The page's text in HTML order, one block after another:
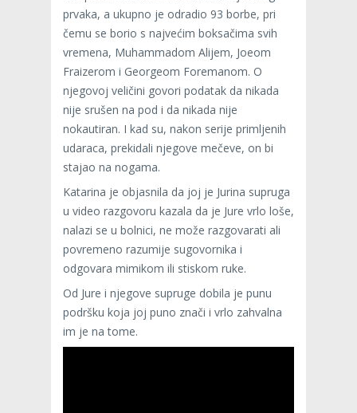
prvaka, a ukupno je odradio 93 borbe, pri
čemu se borio s najvećim boksačima svih
vremena, Muhammadom Alijem, Joeom
Fraizerom i Georgeom Foremanom. O
njegovoj veličini govori podatak da nikada
nije srušen na pod i da nikada nije
nokautiran. I kad su, nakon serije primljenih
udaraca, prekidali njegove mečeve, on bi
stajao na nogama.
Katarina je objasnila da joj je Jurina supruga
u video razgovoru kazala da je Jure vrlo loše,
nalazi se u bolnici, ne može razgovarati ali
povremeno razumije sugovornika i
odgovara mimikom ili stiskom ruke.
Od Jure i njegove supruge dobila je punu
podršku koja joj puno znači i vrlo zahvalna
im je na tome.